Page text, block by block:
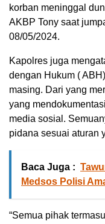
korban meninggal
AKBP Tony saat
08/05/2024.
Kapolres juga
dengan Hukum (
masing. Dari yang
yang
media sosial.
pidana sesuai aturan
Baca Juga :
Medsos Polisi
“Semua pihak